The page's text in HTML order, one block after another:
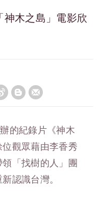
神木之島」電影欣
的紀錄片《神木
觀眾藉由李香秀
「找樹的人」團
認識台灣。